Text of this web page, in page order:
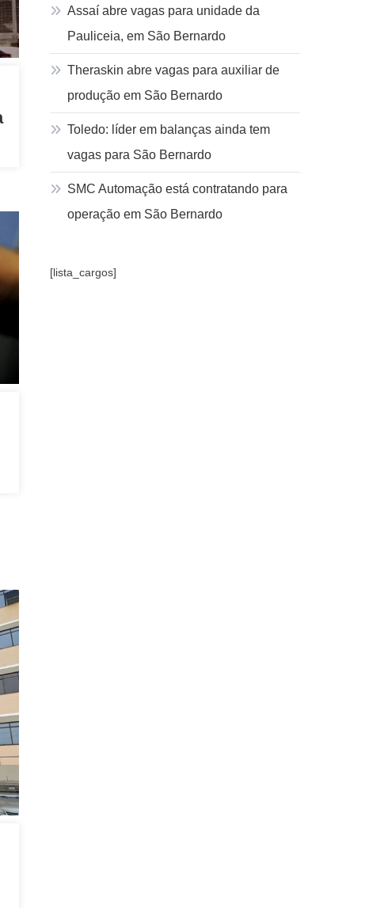
Assaí abre vagas para unidade da
Pauliceia, em São Bernardo
Theraskin abre vagas para auxiliar de
produção em São Bernardo
Toledo: líder em balanças ainda tem
vagas para São Bernardo
SMC Automação está contratando para
operação em São Bernardo
[lista_cargos]